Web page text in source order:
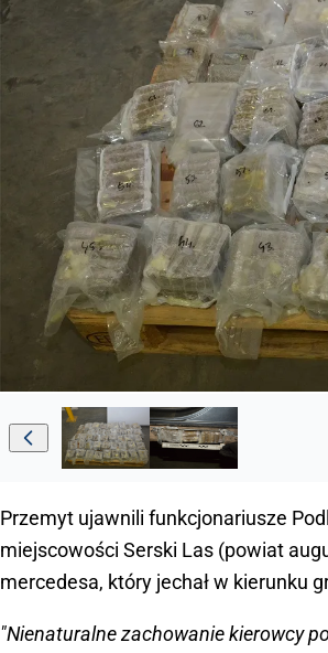
Przemyt ujawnili funkcjonariusze
miejscowości Serski Las (powiat
mercedesa, który jechał w kierunku
"Nienaturalne zachowanie kierowcy